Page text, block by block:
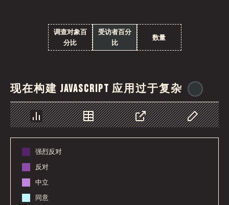
调查对象百
分比
受访者百分
比
数量
现在构建 JavaScript 应用过于复杂
图表 数据 分享 自定义数据
强烈反对
反对
中立
同意